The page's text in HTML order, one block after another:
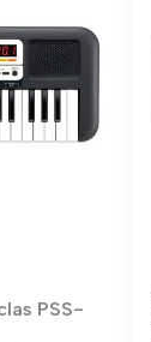
PSS-